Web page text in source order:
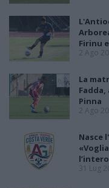
Firinu
2 Ago
La
Pinna
2 Ago
Nasce
31 Lug